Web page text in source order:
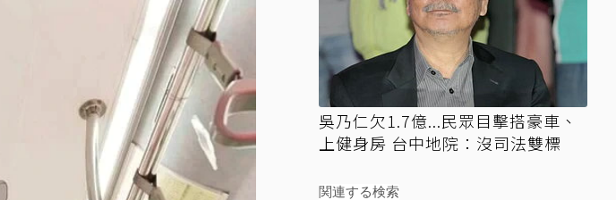
吳乃仁欠1.7億...民眾目擊搭豪車、
上健身房 台中地院：沒司法雙標